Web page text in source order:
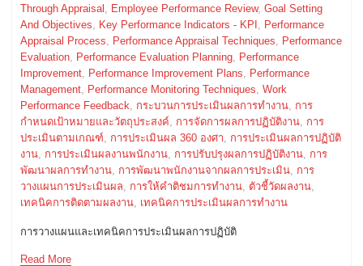
Through Appraisal
Employee Performance Review, Goal Setting
And Objectives
Key Performance Indicators - KPI
Performance
Appraisal Process
Performance Appraisal Techniques
Performance
Evaluation
Performance Evaluation Planning
Performance
Improvement
Performance Improvement Plans
Performance
Management
Performance Monitoring Techniques Work
Performance Feedback
กระบวนการประเมินผลการทำงาน การ
กำหนดเป้าหมายและวัตถุประสงค์
การจัดการผลการปฏิบัติงาน การ
ประเมินตามเกณฑ์
การประเมินผล 360 องศา
การประเมินผลการปฏิบัติ
งาน การประเมินผลงานพนักงาน การปรับปรุงผลการปฏิบัติงาน การ
พัฒนาผลการทำงาน การพัฒนาพนักงานจากผลการประเมิน การ
วางแผนการประเมินผล
การให้คำติชมการทำงาน ตัวชี้วัดผลงาน
เทคนิคการติดตามผลงาน เทคนิคการประเมินผลการทำงาน
การวางแผนและเทคนิคการประเมินผลการปฏิบัติ
Read More